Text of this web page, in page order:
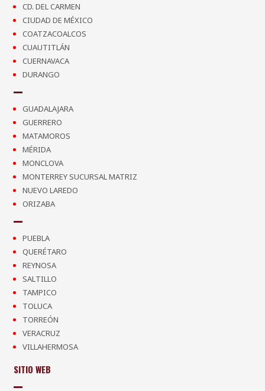
CD. DEL CARMEN
CIUDAD DE MÉXICO
COATZACOALCOS
CUAUTITLÁN
CUERNAVACA
DURANGO
GUADALAJARA
GUERRERO
MATAMOROS
MÉRIDA
MONCLOVA
MONTERREY SUCURSAL MATRIZ
NUEVO LAREDO
ORIZABA
PUEBLA
QUERÉTARO
REYNOSA
SALTILLO
TAMPICO
TOLUCA
TORREÓN
VERACRUZ
VILLAHERMOSA
SITIO WEB